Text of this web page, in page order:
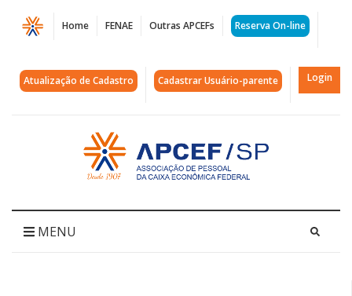
Página
Veja
como
funcionamento
clube
Home FENAE Outras APCEFs Reserva On-line
Atualização de Cadastro Cadastrar Usuário-parente Login
Acessar
página
inicial
MENU